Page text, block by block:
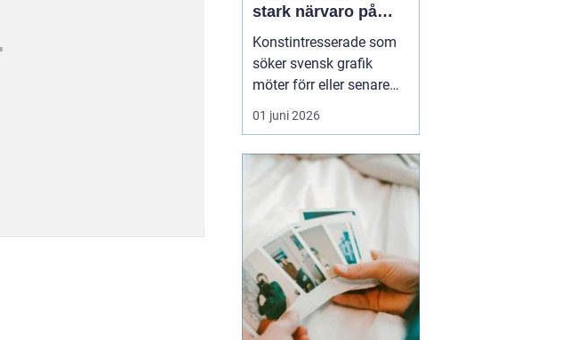
stark närvaro på
den svenska
konstmarknaden
Konstintresserade som
söker svensk grafik
möter förr eller senare
namnet bo åke
adamsson. Hans verk
sammanhang där fokus
samlarvänlig konst med
tydlig karaktär. För
många samlare handlar
intresset inte bara om ...
01 juni 2026